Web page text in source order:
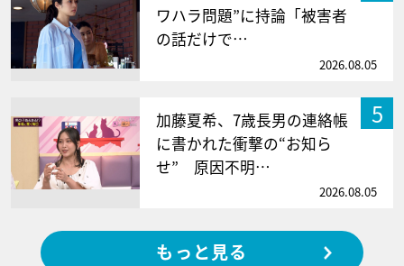
ワハラ問題”に持論「被害者
の話だけで…
2026.08.05
5
加藤夏希、7歳長男の連絡帳
に書かれた衝撃の“お知ら
せ” 原因不明…
2026.08.05
もっと見る